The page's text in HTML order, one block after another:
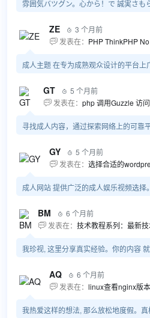
雰囲気バツグン。心から！で 誠実さも
ZE  3 个月前
 发表在： PHP ThinkPHP
成人主题 在专为成熟观众设计的平台上
GT  5 个月前
 发表在： php 调用Guzzle 访问https接口
寻找成人内容，通过探索网络上的可靠
GY  5 个月前
 发表在： 选择合适的
成人网站 提供广泛的成人娱乐视频选择
BM  6 个月前
 发表在： 技术教程系列：最新技术动向与案例探索——量子计算商业应用揭秘 该教程将深入探索最新技术动态，重点关注量子
我珍视, 这里分享真实经验。你的内容
AQ  6 个月前
 发表在： linux查看nginx版
我热爱这样的想法, 那么放松地度假。真